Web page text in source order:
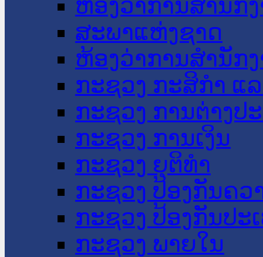
ຫ້ອງວ່າການສໍານັກ
ສະພາແຫ່ງຊາດ
ຫ້ອງວ່າການສຳນັກ
ກະຊວງ ກະສິກຳ ແ
ກະຊວງ ການຕ່າງປ
ກະຊວງ ການເງິນ
ກະຊວງ ຍຸຕິທໍາ
ກະຊວງ ປ້ອງກັນຄວ
ກະຊວງ ປ້ອງກັນປະ
ກະຊວງ ພາຍໃນ